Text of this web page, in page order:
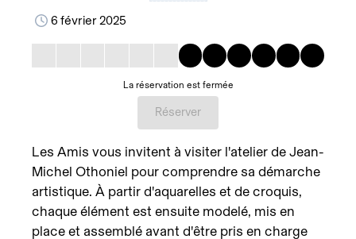
6 février 2025
La réservation est fermée
Réserver
Les Amis vous invitent à visiter l'atelier de Jean-
Michel Othoniel pour comprendre sa démarche
artistique. À partir d'aquarelles et de croquis,
chaque élément est ensuite modelé, mis en
place et assemblé avant d'être pris en charge